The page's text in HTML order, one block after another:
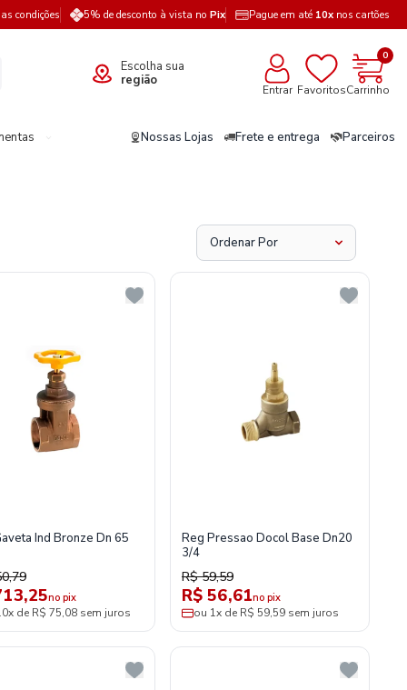
condições 5% de desconto à vista no Pix Pague em até 10x nos cartões
Escolha sua
região
Entrar Favoritos
0
Carrinho
Nossas Lojas Frete e entrega Parceiros
Ind Bronze Dn 65
no pix
de R$ 75,08 sem juros
Reg Pressao Docol Base Dn20
3/4
R$ 59,59
R$ 56,61no pix
ou 1x de R$ 59,59 sem juros